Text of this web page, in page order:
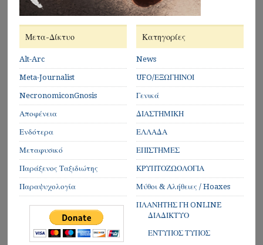
Μετα-Δίκτυο
Alt-Arc
Meta-Journalist
NecronomiconGnosis
Αποφένεια
Ενδότερα
Μεταφυσικό
Παράξενος Ταξιδιώτης
Παραψυχολογία
Κατηγορίες
News
UFO/ΕΞΩΓΗΙΝΟΙ
Γενικά
ΔΙΑΣΤΗΜΙΚΗ
ΕΛΛΑΔΑ
ΕΠΙΣΤΗΜΕΣ
ΚΡΥΠΤΟΖΩΟΛΟΓΙΑ
Μύθοι & Αλήθειες / Hoaxes
ΠΛΑΝΗΤΗΣ ΓΗ ONLINE
ΔΙΑΔΙΚΤΥΟ
ΕΝΤΥΠΟΣ ΤΥΠΟΣ